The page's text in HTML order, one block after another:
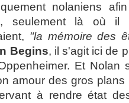
nolaniens
seulement là où il
"la mémoire des
Begins, il s'agit ici de
Et Nolan
amour des gros
à rendre état